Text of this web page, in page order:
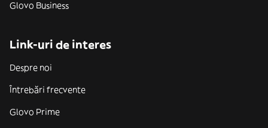
Glovo Business
Link-uri de interes
Despre noi
Întrebări frecvente
Glovo Prime